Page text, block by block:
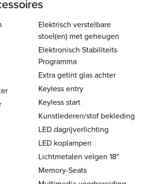
Elektrisch verstelbare
stoel(en) met geheugen
Elektronisch Stabiliteits
Programma
Extra getint glas achter
Keyless entry
Keyless start
Kunstlederen/stof bekleding
LED dagrijverlichting
LED koplampen
Lichtmetalen velgen 18"
Memory-Seats